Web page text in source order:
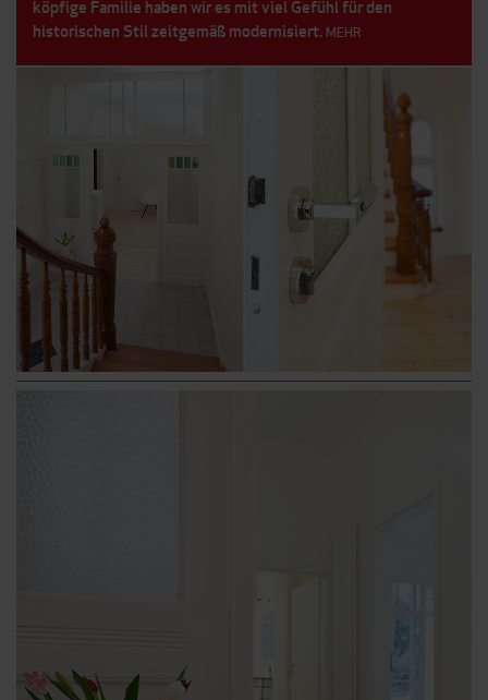
köpfige Familie haben wir es mit viel Gefühl für den
historischen Stil zeitgemäß modernisiert. MEHR